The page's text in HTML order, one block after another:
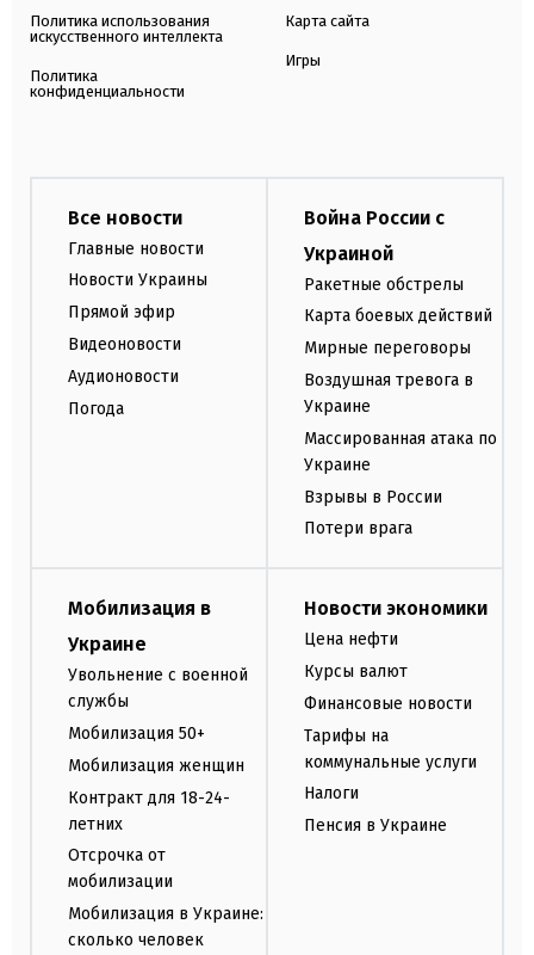
Политика использования
искусственного интеллекта
Политика
конфиденциальности
Карта сайта
Игры
Все новости
Главные новости
Новости Украины
Прямой эфир
Видеоновости
Аудионовости
Погода
Война России с
Украиной
Ракетные обстрелы
Карта боевых действий
Мирные переговоры
Воздушная тревога в
Украине
Массированная атака по
Украине
Взрывы в России
Потери врага
Мобилизация в
Украине
Увольнение с военной
службы
Мобилизация 50+
Мобилизация женщин
Контракт для 18-24-
летних
Отсрочка от
мобилизации
Мобилизация в Украине:
сколько человек
Новости экономики
Цена нефти
Курсы валют
Финансовые новости
Тарифы на
коммунальные услуги
Налоги
Пенсия в Украине